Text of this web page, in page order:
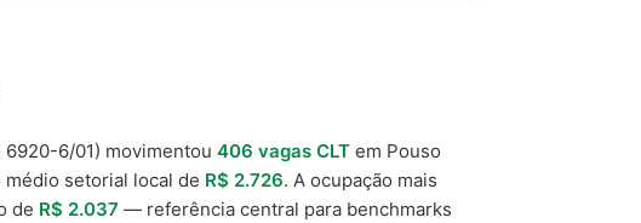
6920-6/01) movimentou 406 vagas CLT em Pouso
médio setorial local de R$ 2.726. A ocupação mais
de R$ 2.037 — referência central para benchmarks